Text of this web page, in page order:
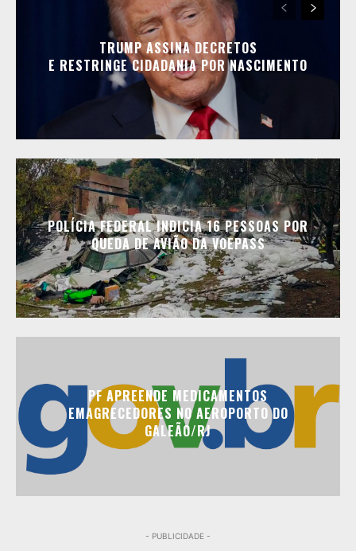
TRUMP ASSINA DECRETOS
E RESTRINGE CIDADANIA POR NASCIMENTO
POLÍCIA FEDERAL INDICIA 16 PESSOAS POR
QUEDA DE AVIÃO DA VOEPASS
PF APREENDE MEDICAMENTOS
EMAGRECEDORES NO AEROPORTO DO
GALEÃO/RJ
- PUBLICIDADE -